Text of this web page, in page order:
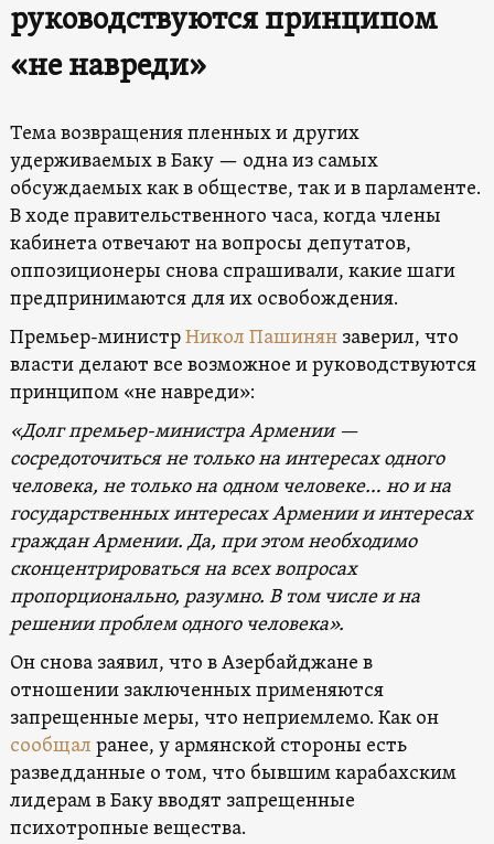
руководствуются принципом
«не навреди»
Тема возвращения пленных и других
удерживаемых в Баку — одна из самых
обсуждаемых как в обществе, так и в парламенте.
В ходе правительственного часа, когда члены
кабинета отвечают на вопросы депутатов,
оппозиционеры снова спрашивали, какие шаги
предпринимаются для их освобождения.
Премьер-министрНикол Пашинянзаверил, что
власти делают все возможное и руководствуются
принципом «не навреди»:
«Долг премьер-министра Армении —
сосредоточиться не только на интересах одного
человека, не только на одном человеке… но и на
государственных интересах Армении и интересах
граждан Армении. Да, при этом необходимо
сконцентрироваться на всех вопросах
пропорционально, разумно. В том числе и на
решении проблем одного человека».
Он снова заявил, что в Азербайджане в
отношении заключенных применяются
запрещенные меры, что неприемлемо. Как он
сообщал ранее, у армянской стороны есть
разведданные о том, что бывшим карабахским
лидерам в Баку вводят запрещенные
психотропные вещества.